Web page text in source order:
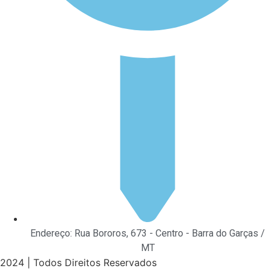
Endereço: Rua Bororos, 673 - Centro - Barra do Garças /
MT
2024 | Todos Direitos Reservados